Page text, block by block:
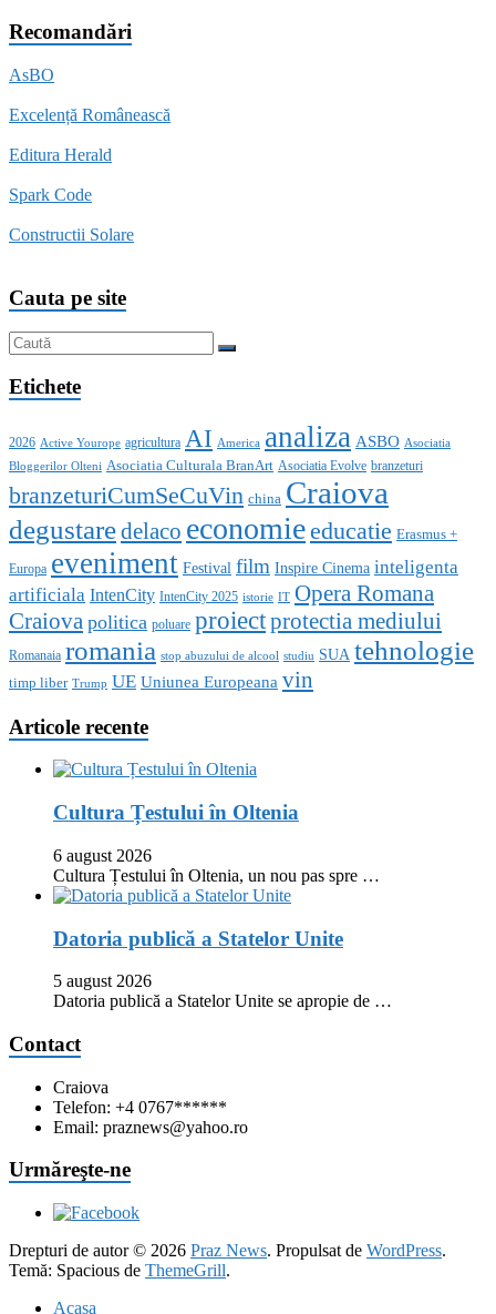
Recomandări
AsBO
Excelență Românească
Editura Herald
Spark Code
Constructii Solare
Cauta pe site
Etichete
2026 Active Yourope agricultura AI America analiza ASBO Asociatia
Bloggerilor Olteni Asociatia Culturala BranArt Asociatia Evolve branzeturi
branzeturiCumSeCuVin china Craiova
degustaredelaco economieeducatie Erasmus +
Europa eveniment Festival film Inspire Cinema inteligenta
artificiala IntenCity IntenCity 2025 istorie IT Opera Romana
Craiova politica poluare proiectprotectia mediului
Romanaia romania stop abuzului de alcool studiu SUA tehnologie
timp liber Trump UE Uniunea Europeana vin
Articole recente
Cultura Țestului în Oltenia
6 august 2026
Cultura Țestului în Oltenia, un nou pas spre …
Datoria publică a Statelor Unite
5 august 2026
Datoria publică a Statelor Unite se apropie de …
Contact
Craiova
Telefon: +4 0767******
Email: praznews@yahoo.ro
Urmăreşte-ne
Drepturi de autor © 2026 Praz News. Propulsat de WordPress.
Temă: Spacious de ThemeGrill.
Acasa